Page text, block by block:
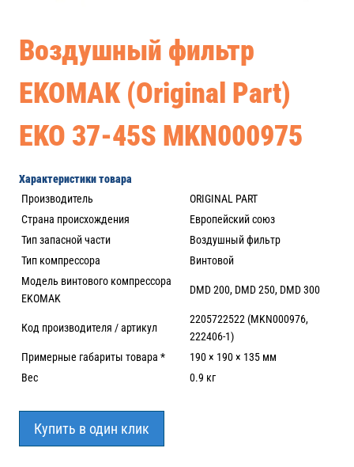
Воздушный фильтр
EKOMAK (Original Part)
EKO 37-45S MKN000975
Характеристики товара
Производитель
ORIGINAL PART
Страна происхождения
Европейский союз
Тип запасной части
Воздушный фильтр
Тип компрессора
Винтовой
Модель винтового компрессора
EKOMAK
DMD 200, DMD 250, DMD 300
Код производителя / артикул
2205722522 (MKN000976,
222406-1)
Примерные габариты товара *
190 × 190 × 135 мм
Вес
0.9 кг
Купить в один клик